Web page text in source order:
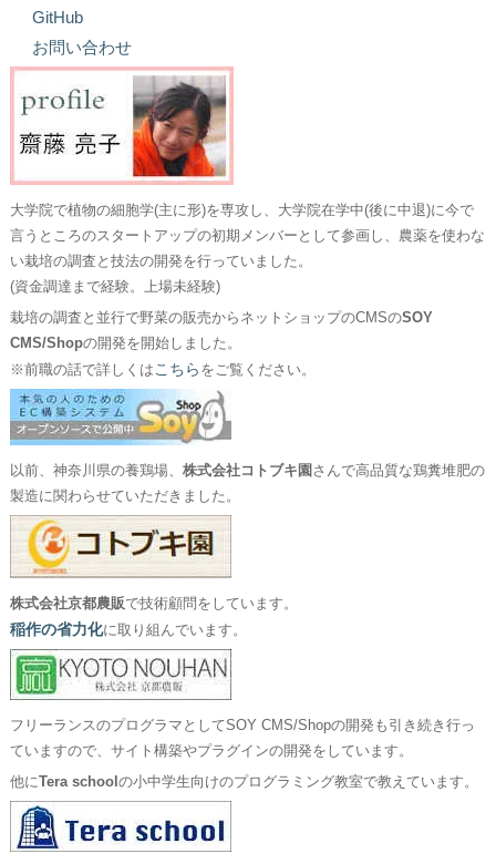
GitHub
お問い合わせ
大学院で植物の細胞学(主に形)を専攻し、大学院在学中(後に中退)に今で
言うところのスタートアップの初期メンバーとして参画し、農薬を使わな
い栽培の調査と技法の開発を行っていました。
(資金調達まで経験。上場未経験)
栽培の調査と並行で野菜の販売からネットショップのCMSのSOY
CMS/Shopの開発を開始しました。
※前職の話で詳しくは こちら をご覧ください。
以前、神奈川県の養鶏場、 株式会社コトブキ園 さんで高品質な鶏糞堆肥の
製造に関わらせていただきました。
株式会社京都農販で技術顧問をしています。
稲作の省力化に取り組んでいます。
フリーランスのプログラマとしてSOY CMS/Shopの開発も引き続き行っ
ていますので、サイト構築やプラグインの開発をしています。
他にTera school の小中学生向けのプログラミング教室で教えています。